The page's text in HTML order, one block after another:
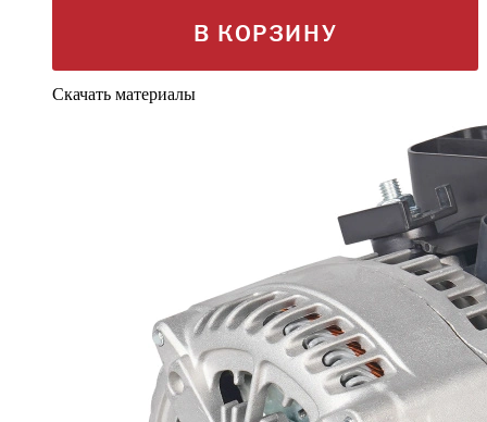
В КОРЗИНУ
Скачать материалы